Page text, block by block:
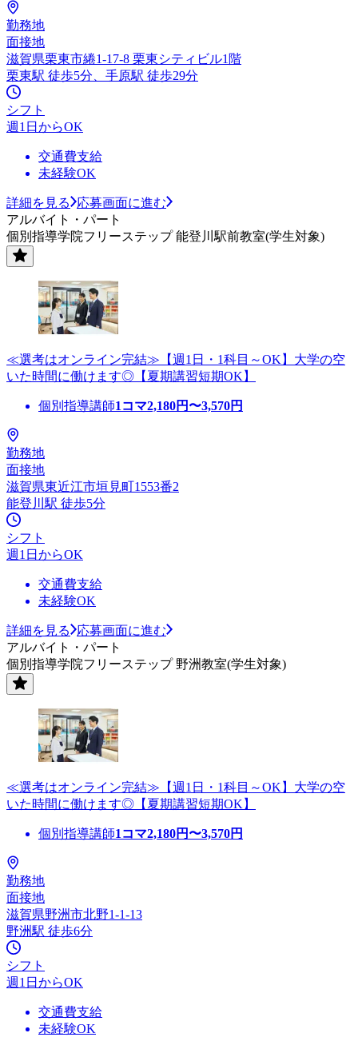
勤務地
面接地
滋賀県栗東市綣1-17-8 栗東シティビル1階
栗東駅 徒歩5分、手原駅 徒歩29分
シフト
週1日からOK
交通費支給
未経験OK
詳細を見る
応募画面に進む
アルバイト・パート
個別指導学院フリーステップ 能登川駅前教室(学生対象)
≪選考はオンライン完結≫【週1日・1科目～OK】大学の空
いた時間に働けます◎【夏期講習短期OK】
個別指導講師1コマ2,180円〜3,570円
勤務地
面接地
滋賀県東近江市垣見町1553番2
能登川駅 徒歩5分
シフト
週1日からOK
交通費支給
未経験OK
詳細を見る
応募画面に進む
アルバイト・パート
個別指導学院フリーステップ 野洲教室(学生対象)
≪選考はオンライン完結≫【週1日・1科目～OK】大学の空
いた時間に働けます◎【夏期講習短期OK】
個別指導講師1コマ2,180円〜3,570円
勤務地
面接地
滋賀県野洲市北野1-1-13
野洲駅 徒歩6分
シフト
週1日からOK
交通費支給
未経験OK